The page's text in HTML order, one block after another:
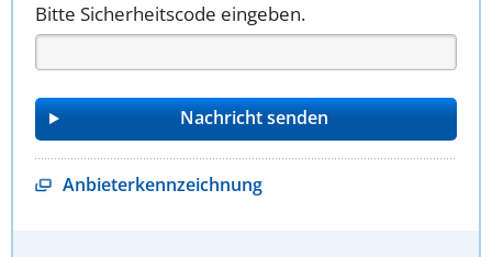
Bitte Sicherheitscode eingeben.
Anbieterkennzeichnung